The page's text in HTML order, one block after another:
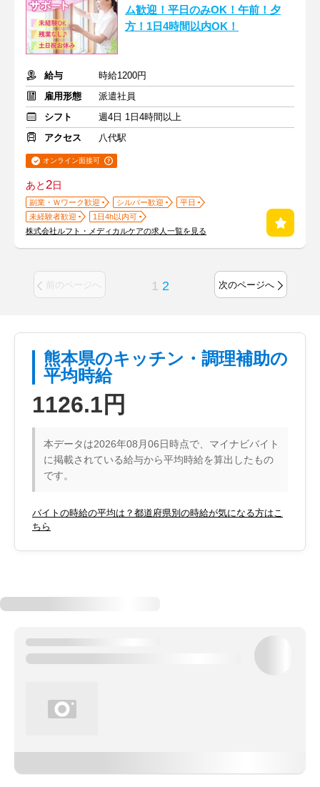
ム歓迎！平日のみOK！午前！夕
方！1日4時間以内OK！
給与
時給1200円
雇用形態
派遣社員
シフト
週4日 1日4時間以上
アクセス
八代駅
オンライン面接可
あと2日
副業・Ｗワーク歓迎 シルバー歓迎
平日
未経験者歓迎
1日4h以内可
株式会社ルフト・メディカルケアの求人一覧を見る
前のページへ 1 2 次のページへ
熊本県のキッチン・調理補助の
平均時給
1126.1円
本データは2026年08月06日時点で、マイナビバイト
に掲載されている給与から平均時給を算出したもの
です。
バイトの時給の平均は？都道府県別の時給が気になる方はこ
ちら